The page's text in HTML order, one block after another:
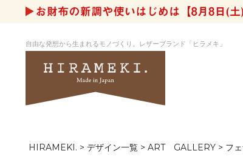
自由な発想から生まれるモノづくり。レザーブランド「ヒラメキ」
HIRAMEKI. デザイン一覧 ART GALLERY フ